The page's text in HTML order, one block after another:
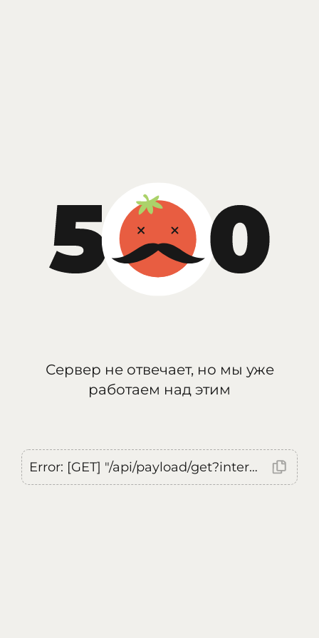
Сервер не отвечает, но мы уже
работаем над этим
Error: [GET] "/api/payload/get?internal=true&currentLocale=ru": <no response> Failed to fetch